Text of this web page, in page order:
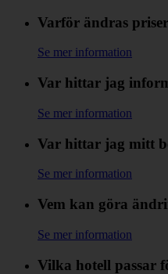
Varför ändras
Se mer information
Var hittar jag
Se mer information
Var hittar jag mitt
Se mer information
Vem kan göra
Se mer information
Vilka hotell passar